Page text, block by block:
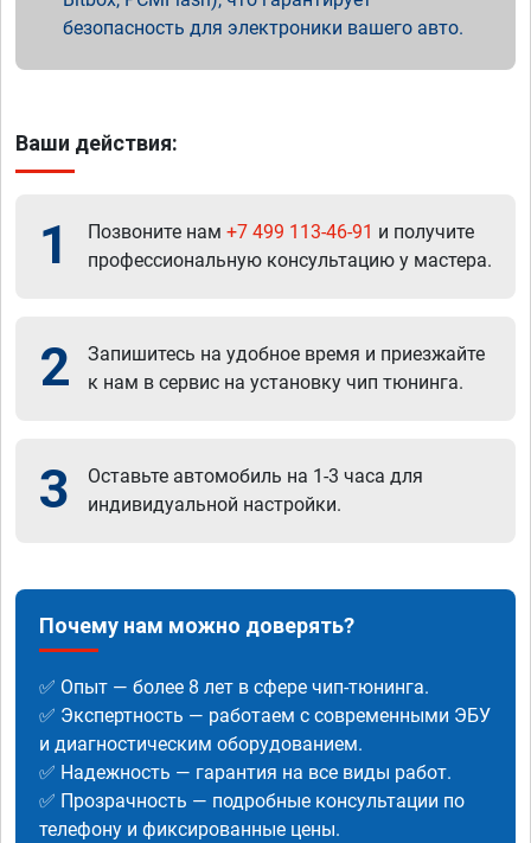
безопасность для электроники вашего авто.
Ваши действия:
1 Позвоните нам +7 499 113-46-91 и получите
профессиональную консультацию у мастера.
2
Запишитесь на удобное время и приезжайте
к нам в сервис на установку чип тюнинга.
3
Оставьте автомобиль на 1-3 часа для
индивидуальной настройки.
Почему нам можно доверять?
✅ Опыт — более 8 лет в сфере чип-тюнинга.
✅ Экспертность — работаем с современными ЭБУ
и диагностическим оборудованием.
✅ Надежность — гарантия на все виды работ.
✅ Прозрачность — подробные консультации по
телефону и фиксированные цены.